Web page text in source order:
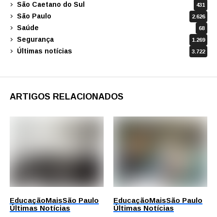
São Caetano do Sul 431
São Paulo 2.626
Saúde 68
Segurança 1.269
Últimas notícias 3.722
ARTIGOS RELACIONADOS
EducaçãoMaisSão Paulo
Últimas Notícias
EducaçãoMaisSão Paulo
Últimas Notícias